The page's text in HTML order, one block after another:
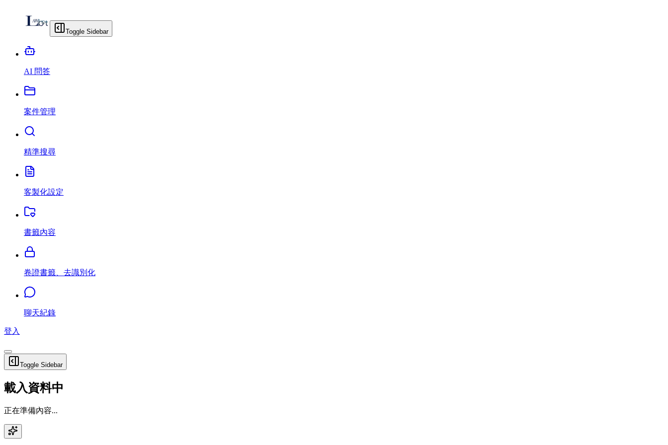
Toggle Sidebar
AI 問答
案件管理
精準搜尋
客製化設定
書籤內容
卷證書籤、去識別化
聊天紀錄
登入
Toggle Sidebar
載入資料中
正在準備內容...